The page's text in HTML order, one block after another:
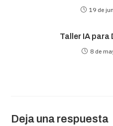
19 de
Taller IA para
8 de
Deja una respuesta